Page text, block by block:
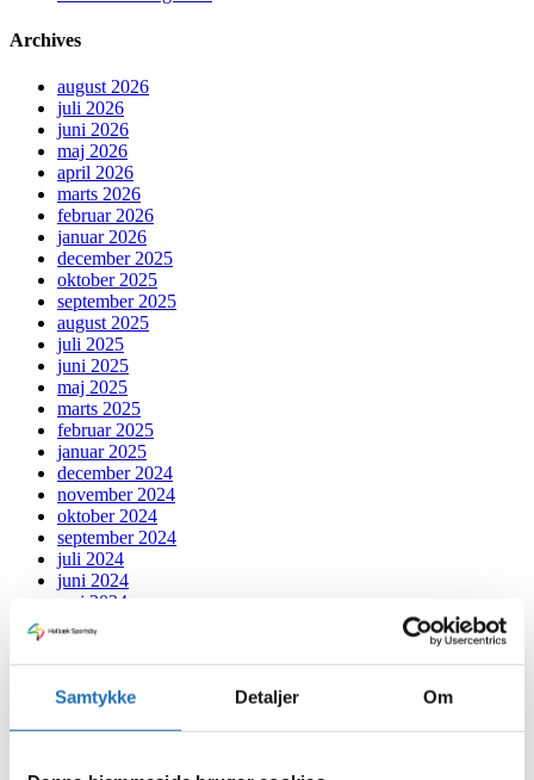
Samtykke Detaljer Om
Archives
august 2026
juli 2026
juni 2026
maj 2026
april 2026
marts 2026
februar 2026
januar 2026
december 2025
oktober 2025
september 2025
august 2025
juli 2025
juni 2025
maj 2025
marts 2025
februar 2025
januar 2025
december 2024
november 2024
oktober 2024
september 2024
juli 2024
juni 2024
maj 2024
april 2024
februar 2024
januar 2024
december 2023
november 2023
september 2023